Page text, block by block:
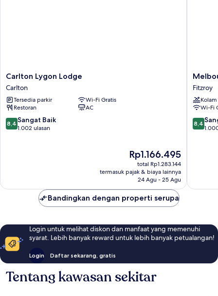
Carlton
Lygon
Lodge
Carlton
Carlton Lygon Lodge
Carlton
Tersedia parkir
Wi-Fi Gratis
Restoran
AC
8.4
dari
8,4 Sangat Baik
1.002 ulasan
Harga
sekarang
Rp1.166.495
Rp1.166.495
total Rp1.283.144
termasuk pajak & biaya lainnya
24 Agu - 25 Agu
Central
Fitzroy
Fitzroy
Wi-Fi
8.4
dari
8,4
Bandingkan dengan properti serupa
Login untuk melihat diskon dan manfaat yang memenuhi
syarat. Lebih banyak reward untuk lebih banyak petualangan!
Login Daftar sekarang, gratis
Tentang kawasan sekitar